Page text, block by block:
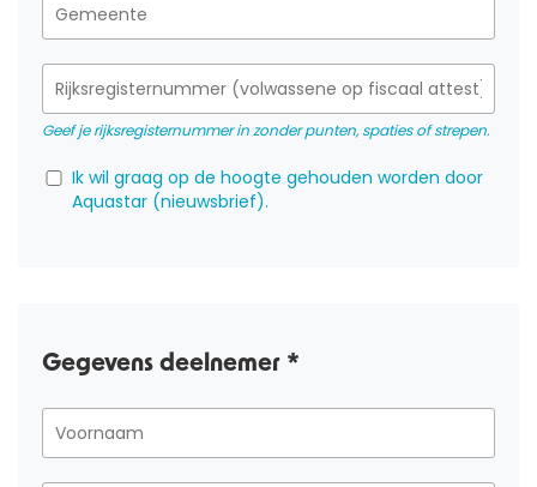
Geef je rijksregisternummer in zonder punten, spaties of strepen.
Ik wil graag op de hoogte gehouden worden door
Aquastar (nieuwsbrief).
Gegevens deelnemer *